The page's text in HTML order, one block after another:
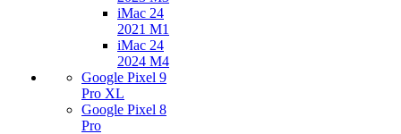
iMac 24
2021 M1
iMac 24
2024 M4
Google Pixel 9
Pro XL
Google Pixel 8
Pro